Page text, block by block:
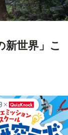
新世界」こ